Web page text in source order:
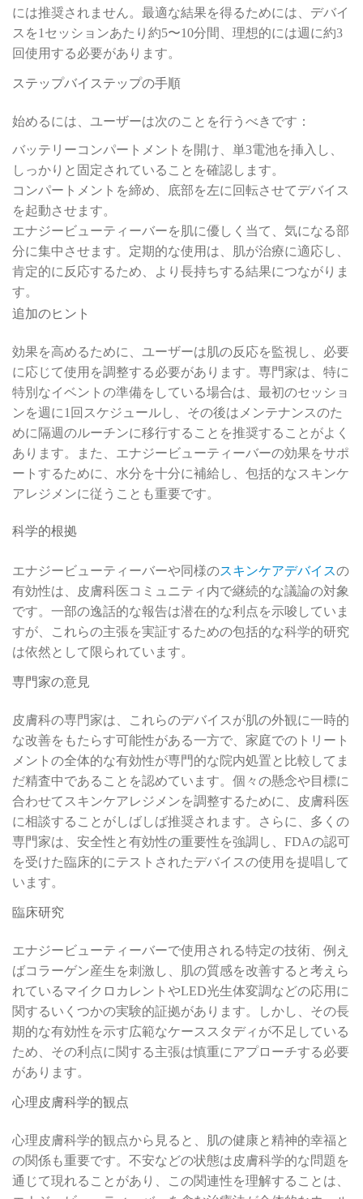
には推奨されません。最適な結果を得るためには、デバイ
スを1セッションあたり約5〜10分間、理想的には週に約3
回使用する必要があります。
ステップバイステップの手順
始めるには、ユーザーは次のことを行うべきです：
バッテリーコンパートメントを開け、単3電池を挿入し、
しっかりと固定されていることを確認します。
コンパートメントを締め、底部を左に回転させてデバイス
を起動させます。
エナジービューティーバーを肌に優しく当て、気になる部
分に集中させます。定期的な使用は、肌が治療に適応し、
肯定的に反応するため、より長持ちする結果につながりま
す。
追加のヒント
効果を高めるために、ユーザーは肌の反応を監視し、必要
に応じて使用を調整する必要があります。専門家は、特に
特別なイベントの準備をしている場合は、最初のセッショ
ンを週に1回スケジュールし、その後はメンテナンスのた
めに隔週のルーチンに移行することを推奨することがよく
あります。また、エナジービューティーバーの効果をサポ
ートするために、水分を十分に補給し、包括的なスキンケ
アレジメンに従うことも重要です。
科学的根拠
エナジービューティーバーや同様のスキンケアデバイスの
有効性は、皮膚科医コミュニティ内で継続的な議論の対象
です。一部の逸話的な報告は潜在的な利点を示唆していま
すが、これらの主張を実証するための包括的な科学的研究
は依然として限られています。
専門家の意見
皮膚科の専門家は、これらのデバイスが肌の外観に一時的
な改善をもたらす可能性がある一方で、家庭でのトリート
メントの全体的な有効性が専門的な院内処置と比較してま
だ精査中であることを認めています。個々の懸念や目標に
合わせてスキンケアレジメンを調整するために、皮膚科医
に相談することがしばしば推奨されます。さらに、多くの
専門家は、安全性と有効性の重要性を強調し、FDAの認可
を受けた臨床的にテストされたデバイスの使用を提唱して
います。
臨床研究
エナジービューティーバーで使用される特定の技術、例え
ばコラーゲン産生を刺激し、肌の質感を改善すると考えら
れているマイクロカレントやLED光生体変調などの応用に
関するいくつかの実験的証拠があります。しかし、その長
期的な有効性を示す広範なケーススタディが不足している
ため、その利点に関する主張は慎重にアプローチする必要
があります。
心理皮膚科学的観点
心理皮膚科学的観点から見ると、肌の健康と精神的幸福と
の関係も重要です。不安などの状態は皮膚科学的な問題を
通じて現れることがあり、この関連性を理解することは、